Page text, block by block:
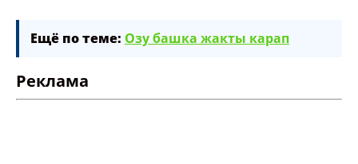
Ещё по теме: Озу башка жакты карап
Реклама